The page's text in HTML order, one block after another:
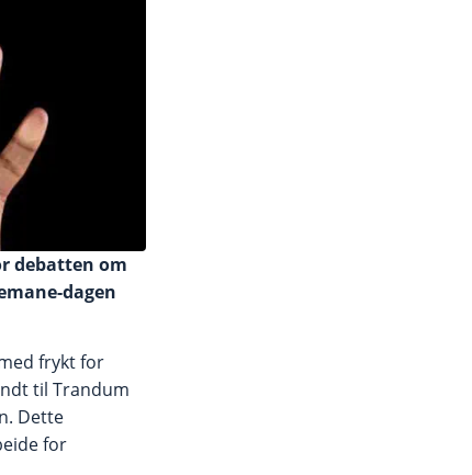
debatten om
dagen
frykt for
til Trandum
Dette
for